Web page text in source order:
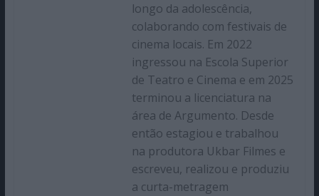
longo da adolescência,
colaborando com festivais de
cinema locais. Em 2022
ingressou na Escola Superior
de Teatro e Cinema e em 2025
terminou a licenciatura na
área de Argumento. Desde
então estagiou e trabalhou
na produtora Ukbar Filmes e
escreveu, realizou e produziu
a curta-metragem